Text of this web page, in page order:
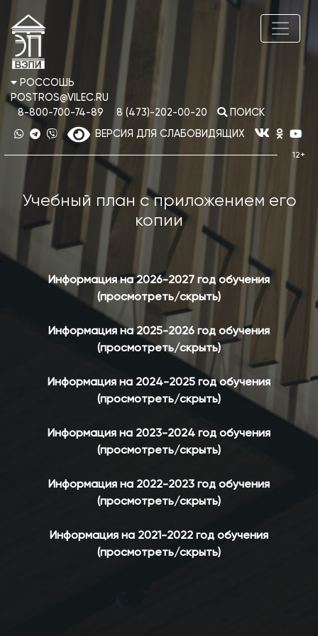
РОССОШЬ
POSTROS@VILEC.RU
8-800-700-74-89
8 (473)-202-00-20 ПОИСК
ВЕРСИЯ ДЛЯ СЛАБОВИДЯЩИХ
Учебный план с приложением его
копии
Информация на 2026-2027 год обучения
(просмотреть/скрыть)
Информация на 2025-2026 год обучения
(просмотреть/скрыть)
Информация на 2024-2025 год обучения
(просмотреть/скрыть)
Информация на 2023-2024 год обучения
(просмотреть/скрыть)
Информация на 2022-2023 год обучения
(просмотреть/скрыть)
Информация на 2021-2022 год обучения
(просмотреть/скрыть)